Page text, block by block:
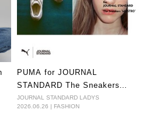
PUMA for JOURNAL
STANDARD The Sneakers
“MOSTRO”
JOURNAL STANDARD LADYS
2026.06.26 | FASHION